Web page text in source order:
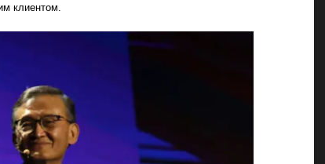
клиентом.